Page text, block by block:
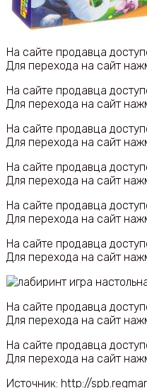
На сайте продавца
Для перехода на сайт
На сайте продавца
Для перехода на сайт
На сайте продавца
Для перехода на сайт
На сайте продавца
Для перехода на сайт
На сайте продавца
Для перехода на сайт
На сайте продавца
Для перехода на сайт
На сайте продавца
Для перехода на сайт
На сайте продавца
Для перехода на сайт
Источник: http://